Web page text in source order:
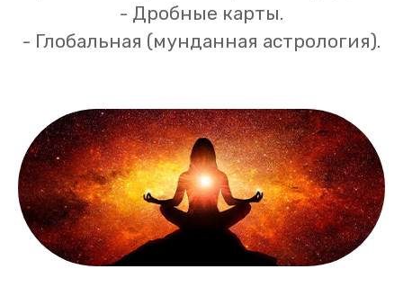
- Дробные карты.
- Глобальная (мунданная астрология).